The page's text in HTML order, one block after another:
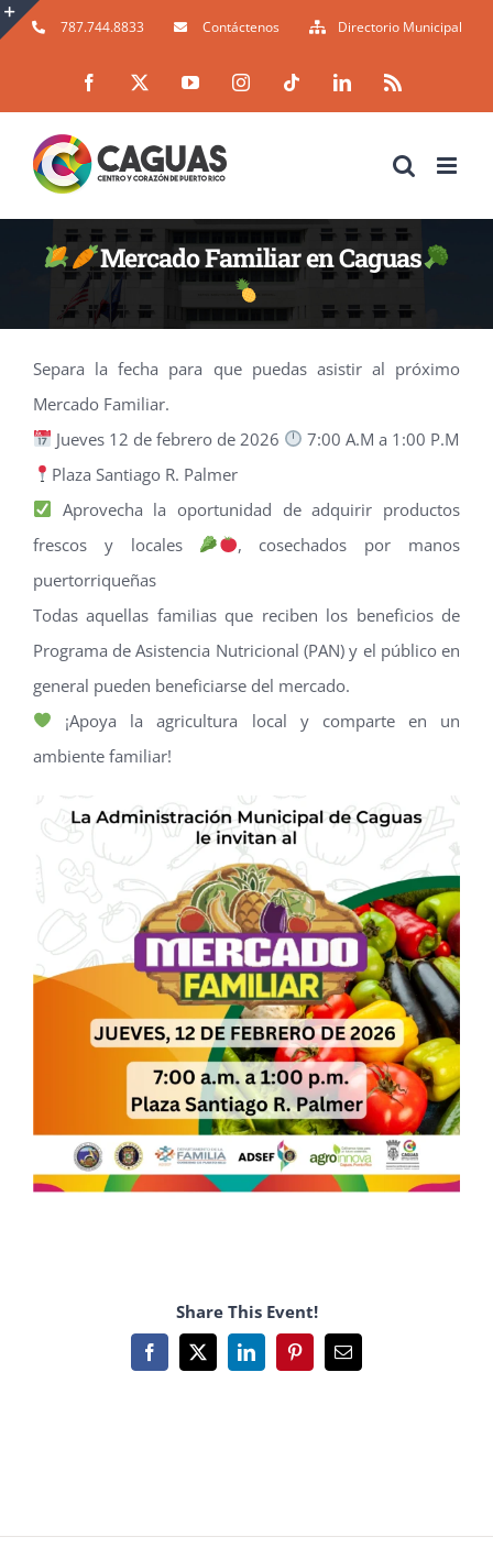
Skip
787.744.8833 Contáctenos Directorio Municipal
Facebook YouTubeInstagramTiktok LinkedIn
Mercado Familiar en Caguas
Separa la fecha para que puedas asistir al próximo
Mercado Familiar.
Jueves 12 de febrero de 2026
7:00 A.M a 1:00 P.M
Plaza Santiago R. Palmer
Aprovecha la oportunidad de adquirir productos
frescos y locales
, cosechados por manos
puertorriqueñas
Todas aquellas familias que reciben los beneficios de
Programa de Asistencia Nutricional (PAN) y el público en
general pueden beneficiarse del mercado.
¡Apoya la agricultura local y comparte en un
ambiente familiar!
Share This Event!
Facebook
X LinkedInPinterestEmail